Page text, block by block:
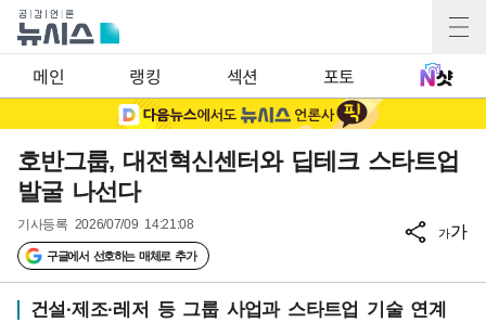
메인 랭킹 섹션 포토
호반그룹, 대전혁신센터와 딥테크 스타트업
발굴 나선다
기사등록 2026/07/09 14:21:08
구글에서 선호하는 매체로 추가
가가
건설·제조·레저 등 그룹 사업과 스타트업 기술 연계